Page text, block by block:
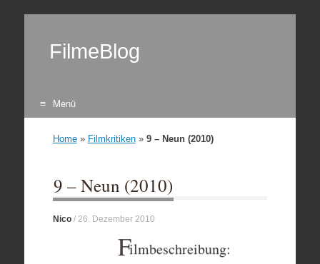
FilmeBlog
Menü
Home» Filmkritiken» 9 – Neun (2010)
9 – Neun (2010)
Nico/ 26. Dezember 2010
Filmbeschreibung: